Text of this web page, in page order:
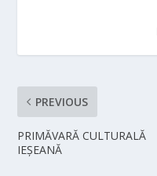
PREVIOUS
PRIMĂVARĂ CULTURALĂ
IEȘEANĂ